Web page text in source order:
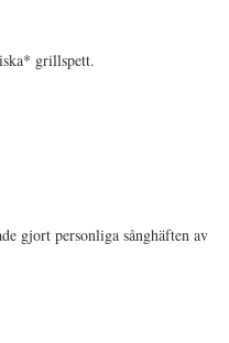
grillspett.
gjort personliga sånghäften av